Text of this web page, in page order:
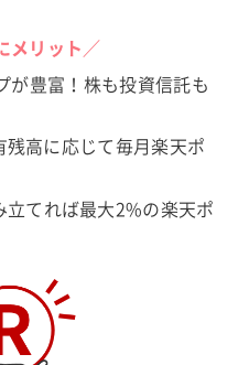
メリット／
が豊富！株も投資信託も
高に応じて毎月楽天ポ
立てれば最大2%の楽天ポ